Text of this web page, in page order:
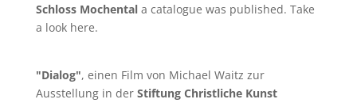
Schloss Mochentala catalogue was published. Take
a look here.
"Dialog", einen Film von Michael Waitz zur
Ausstellung in der Stiftung Christliche Kunst